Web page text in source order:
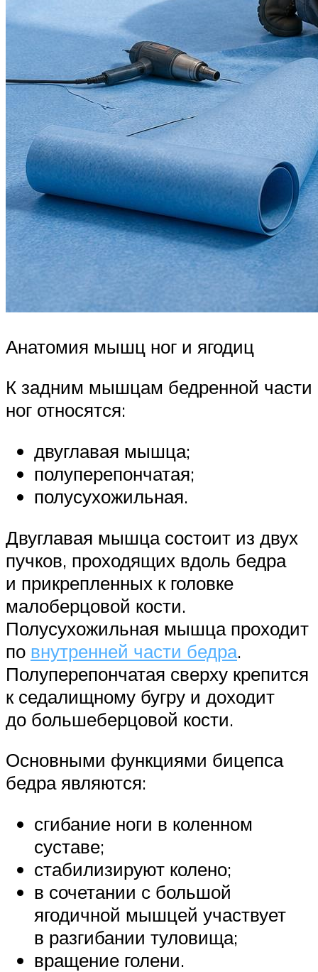
Анатомия мышц ног и ягодиц
К задним мышцам бедренной части
ног относятся:
двуглавая мышца;
полуперепончатая;
полусухожильная.
Двуглавая мышца состоит из двух
пучков, проходящих вдоль бедра
и прикрепленных к головке
малоберцовой кости.
Полусухожильная мышца проходит
по внутренней части бедра.
Полуперепончатая сверху крепится
к седалищному бугру и доходит
до большеберцовой кости.
Основными функциями бицепса
бедра являются:
сгибание ноги в коленном
суставе;
стабилизируют колено;
в сочетании с большой
ягодичной мышцей участвует
в разгибании туловища;
вращение голени.